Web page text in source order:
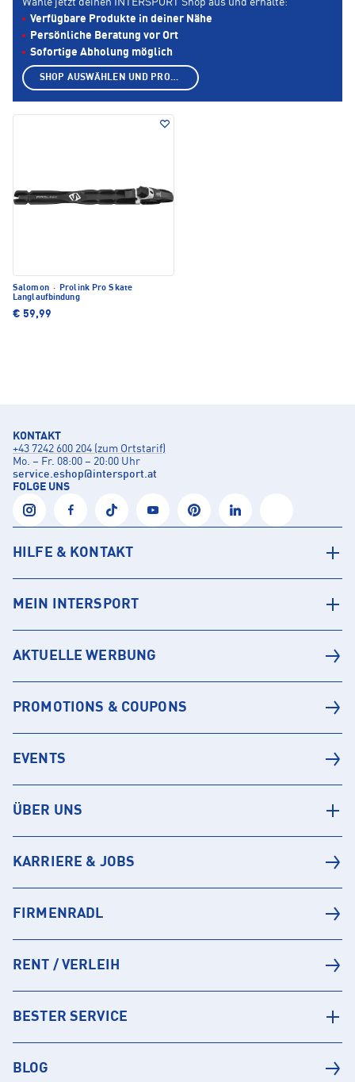
Salomon · Prolink Pro Skate
Langlaufbindung
€ 59,99
Wähle jetzt deinen INTERSPORT Shop aus und erhalte:
Verfügbare Produkte in deiner Nähe
Persönliche Beratung vor Ort
Sofortige Abholung möglich
SHOP AUSWÄHLEN UND PRODUKTE ANZEIGEN
KONTAKT
+43 7242 600 204 (zum Ortstarif)
Mo. – Fr. 08:00 – 20:00 Uhr
service.eshop@intersport.at
FOLGE UNS
HILFE & KONTAKT
MEIN INTERSPORT
AKTUELLE WERBUNG
PROMOTIONS & COUPONS
EVENTS
ÜBER UNS
KARRIERE & JOBS
FIRMENRADL
RENT / VERLEIH
BESTER SERVICE
BLOG